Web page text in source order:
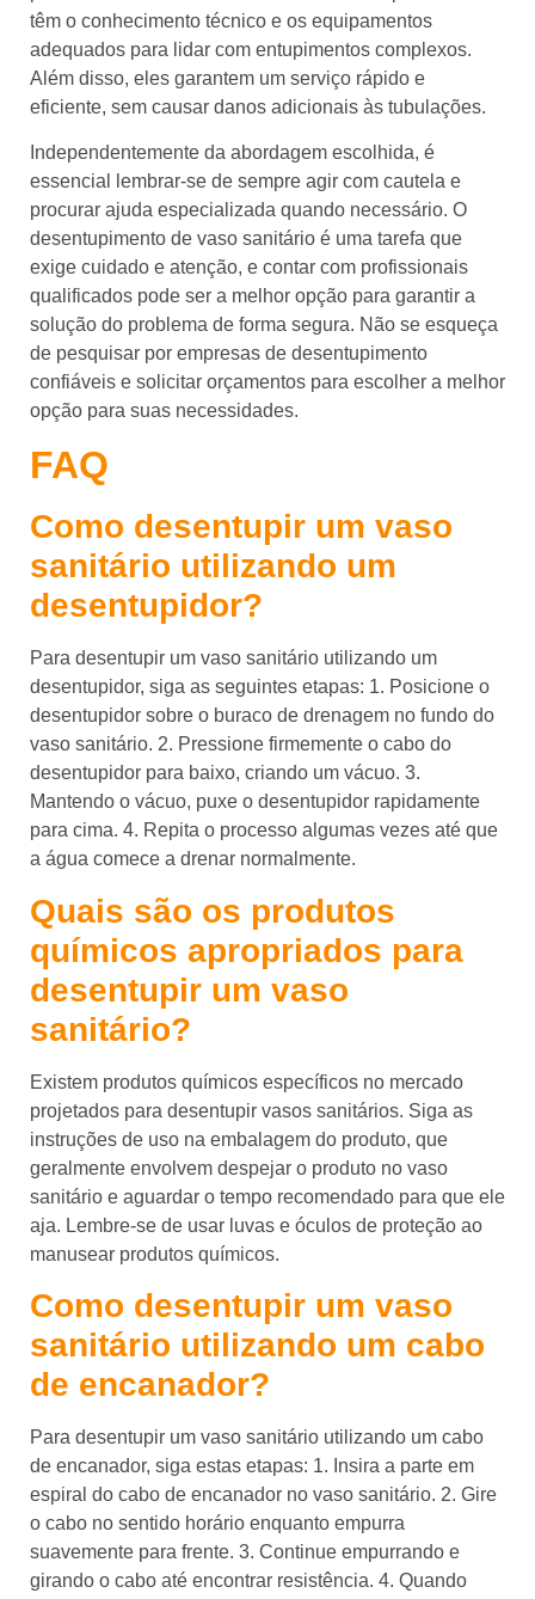
têm o conhecimento técnico e os equipamentos
adequados para lidar com entupimentos complexos.
Além disso, eles garantem um serviço rápido e
eficiente, sem causar danos adicionais às tubulações.
Independentemente da abordagem escolhida, é
essencial lembrar-se de sempre agir com cautela e
procurar ajuda especializada quando necessário. O
desentupimento de vaso sanitário é uma tarefa que
exige cuidado e atenção, e contar com profissionais
qualificados pode ser a melhor opção para garantir a
solução do problema de forma segura. Não se esqueça
de pesquisar por empresas de desentupimento
confiáveis e solicitar orçamentos para escolher a melhor
opção para suas necessidades.
FAQ
Como desentupir um vaso
sanitário utilizando um
desentupidor?
Para desentupir um vaso sanitário utilizando um
desentupidor, siga as seguintes etapas: 1. Posicione o
desentupidor sobre o buraco de drenagem no fundo do
vaso sanitário. 2. Pressione firmemente o cabo do
desentupidor para baixo, criando um vácuo. 3.
Mantendo o vácuo, puxe o desentupidor rapidamente
para cima. 4. Repita o processo algumas vezes até que
a água comece a drenar normalmente.
Quais são os produtos
químicos apropriados para
desentupir um vaso
sanitário?
Existem produtos químicos específicos no mercado
projetados para desentupir vasos sanitários. Siga as
instruções de uso na embalagem do produto, que
geralmente envolvem despejar o produto no vaso
sanitário e aguardar o tempo recomendado para que ele
aja. Lembre-se de usar luvas e óculos de proteção ao
manusear produtos químicos.
Como desentupir um vaso
sanitário utilizando um cabo
de encanador?
Para desentupir um vaso sanitário utilizando um cabo
de encanador, siga estas etapas: 1. Insira a parte em
espiral do cabo de encanador no vaso sanitário. 2. Gire
o cabo no sentido horário enquanto empurra
suavemente para frente. 3. Continue empurrando e
girando o cabo até encontrar resistência. 4. Quando